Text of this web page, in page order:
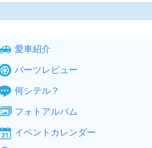
愛車紹介
パーツレビュー
何シテル？
フォトアルバム
イベントカレンダー